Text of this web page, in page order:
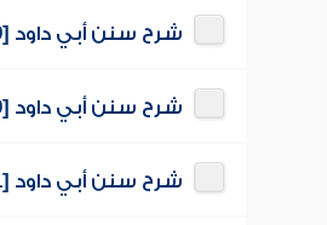
شرح سنن أبي داود [019]
شرح سنن أبي داود [020]
شرح سنن أبي داود [021]